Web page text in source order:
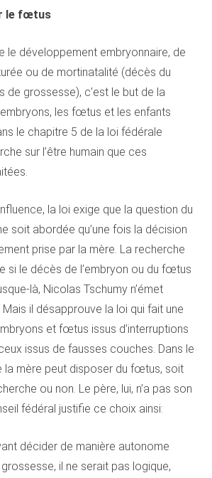
le fœtus
le développement embryonnaire, de
ou de mortinatalité (décès du
de grossesse), c’est le but de la
les fœtus et les enfants
le chapitre 5 de la loi fédérale
sur l’être humain que ces
la loi exige que la question du
soit abordée qu’une fois la décision
prise par la mère. La recherche
si le décès de l’embryon ou du fœtus
là, Nicolas Tschumy n’émet
il désapprouve la loi qui fait une
et fœtus issus d’interruptions
issus de fausses couches. Dans le
la mère peut disposer du fœtus, soit
ou non. Le père, lui, n’a pas son
fédéral justifie ce choix ainsi:
décider de manière autonome
il ne serait pas logique,